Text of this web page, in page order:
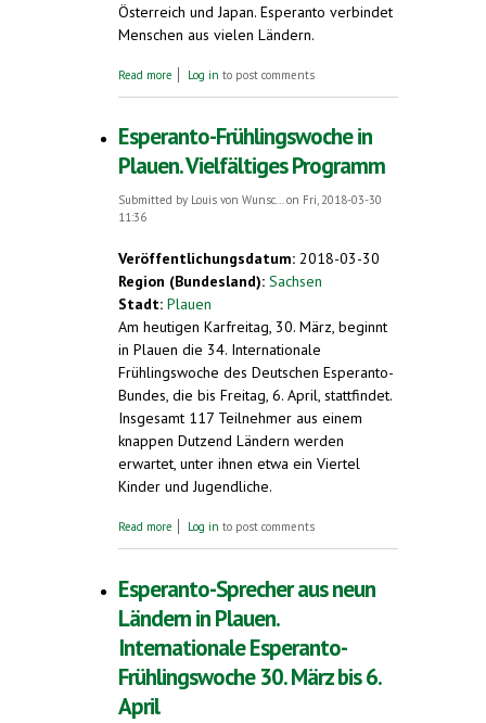
Österreich und Japan. Esperanto verbindet
Menschen aus vielen Ländern.
Read more about Drei-Länder-Esperanto-Kongress über
Log in to post comments
Esperanto-Frühlingswoche in
Plauen. Vielfältiges Programm
Submitted by Louis von Wunsc...on Fri, 2018-03-30
11:36
Veröffentlichungsdatum: 2018-03-30
Region (Bundesland): Sachsen
Stadt: Plauen
Am heutigen Karfreitag, 30. März, beginnt
in Plauen die 34. Internationale
Frühlingswoche des Deutschen Esperanto-
Bundes, die bis Freitag, 6. April, stattfindet.
Insgesamt 117 Teilnehmer aus einem
knappen Dutzend Ländern werden
erwartet, unter ihnen etwa ein Viertel
Kinder und Jugendliche.
Read more about Esperanto-Frühlingswoche in Plauen.
Log in to post comments
Esperanto-Sprecher aus neun
Ländern in Plauen.
Internationale Esperanto-
Frühlingswoche 30. März bis 6.
April